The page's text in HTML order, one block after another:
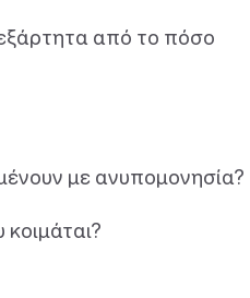
από το πόσο
με ανυπομονησία?